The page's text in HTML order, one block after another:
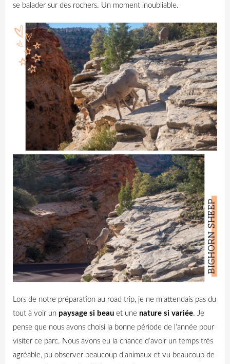
se balader sur des rochers. Un moment inoubliable.
Lors de notre préparation au road trip, je ne m’attendais pas du
tout à voir un paysage si beau et une nature si variée. Je
pense que nous avons choisi la bonne période de l’année pour
visiter ce parc. Nous avons eu la chance d’avoir un temps très
agréable, pu observer beaucoup d’animaux et vu beaucoup de